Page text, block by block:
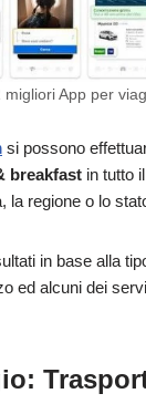
migliori App per
si possono
breakfast in tutto
la regione o lo
in base alla
ed alcuni dei